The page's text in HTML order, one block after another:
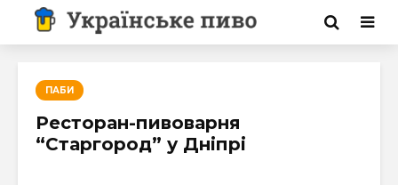
ПАБИ
Ресторан-пивоварня
“Старгород” у Дніпрі